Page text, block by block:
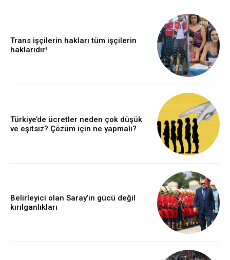
Trans işçilerin hakları tüm işçilerin
haklarıdır!
Türkiye’de ücretler neden çok düşük
ve eşitsiz? Çözüm için ne yapmalı?
Belirleyici olan Saray’ın gücü değil
kırılganlıkları